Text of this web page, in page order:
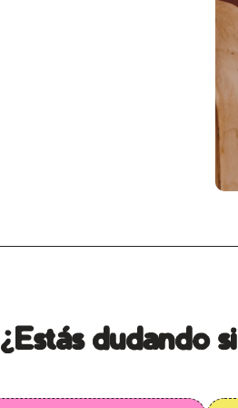
¿Estás dudando si